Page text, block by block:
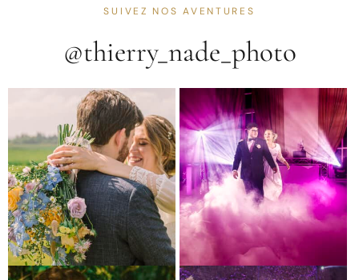
SUIVEZ NOS AVENTURES
@thierry_nade_photo